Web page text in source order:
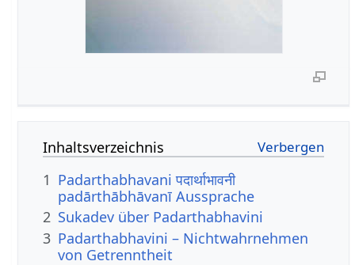
Inhaltsverzeichnis
1 Padarthabhavani पदार्थाभावनी
padārthābhāvanī Aussprache
2 Sukadev über Padarthabhavini
3 Padarthabhavini – Nichtwahrnehmen
von Getrenntheit